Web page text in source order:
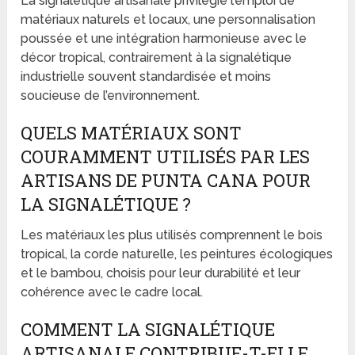
matériaux naturels et locaux, une personnalisation
poussée et une intégration harmonieuse avec le
décor tropical, contrairement à la signalétique
industrielle souvent standardisée et moins
soucieuse de l’environnement.
QUELS MATÉRIAUX SONT
COURAMMENT UTILISÉS PAR LES
ARTISANS DE PUNTA CANA POUR
LA SIGNALÉTIQUE ?
Les matériaux les plus utilisés comprennent le bois
tropical, la corde naturelle, les peintures écologiques
et le bambou, choisis pour leur durabilité et leur
cohérence avec le cadre local.
COMMENT LA SIGNALÉTIQUE